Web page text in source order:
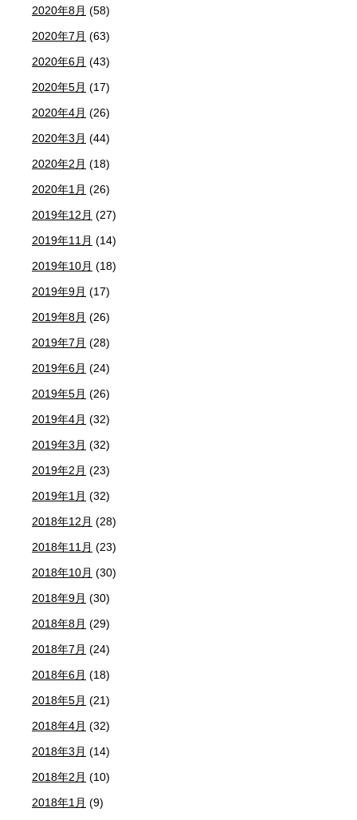
2020年8月 (58)
2020年7月 (63)
2020年6月 (43)
2020年5月 (17)
2020年4月 (26)
2020年3月 (44)
2020年2月 (18)
2020年1月 (26)
2019年12月 (27)
2019年11月 (14)
2019年10月 (18)
2019年9月 (17)
2019年8月 (26)
2019年7月 (28)
2019年6月 (24)
2019年5月 (26)
2019年4月 (32)
2019年3月 (32)
2019年2月 (23)
2019年1月 (32)
2018年12月 (28)
2018年11月 (23)
2018年10月 (30)
2018年9月 (30)
2018年8月 (29)
2018年7月 (24)
2018年6月 (18)
2018年5月 (21)
2018年4月 (32)
2018年3月 (14)
2018年2月 (10)
2018年1月 (9)